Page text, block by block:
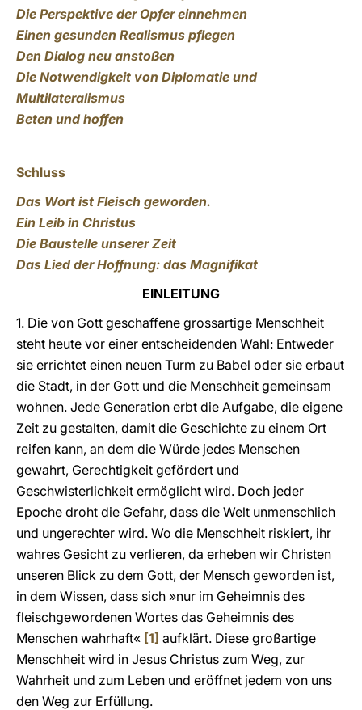
Die Perspektive der Opfer einnehmen
Einen gesunden Realismus pflegen
Den Dialog neu anstoßen
Die Notwendigkeit von Diplomatie und
Multilateralismus
Beten und hoffen
Schluss
Das Wort ist Fleisch geworden.
Ein Leib in Christus
Die Baustelle unserer Zeit
Das Lied der Hoffnung: das Magnifikat
EINLEITUNG
1. Die von Gott geschaffene grossartige Menschheit
steht heute vor einer entscheidenden Wahl: Entweder
sie errichtet einen neuen Turm zu Babel oder sie erbaut
die Stadt, in der Gott und die Menschheit gemeinsam
wohnen. Jede Generation erbt die Aufgabe, die eigene
Zeit zu gestalten, damit die Geschichte zu einem Ort
reifen kann, an dem die Würde jedes Menschen
gewahrt, Gerechtigkeit gefördert und
Geschwisterlichkeit ermöglicht wird. Doch jeder
Epoche droht die Gefahr, dass die Welt unmenschlich
und ungerechter wird. Wo die Menschheit riskiert, ihr
wahres Gesicht zu verlieren, da erheben wir Christen
unseren Blick zu dem Gott, der Mensch geworden ist,
in dem Wissen, dass sich »nur im Geheimnis des
fleischgewordenen Wortes das Geheimnis des
Menschen wahrhaft« [1] aufklärt. Diese großartige
Menschheit wird in Jesus Christus zum Weg, zur
Wahrheit und zum Leben und eröffnet jedem von uns
den Weg zur Erfüllung.